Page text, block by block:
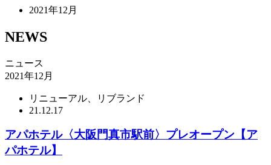
2021年12月
NEWS
ニュース
2021年12月
リニューアル、リブランド
21.12.17
アパホテル〈大阪門真市駅前〉プレオープン【ア
パホテル】